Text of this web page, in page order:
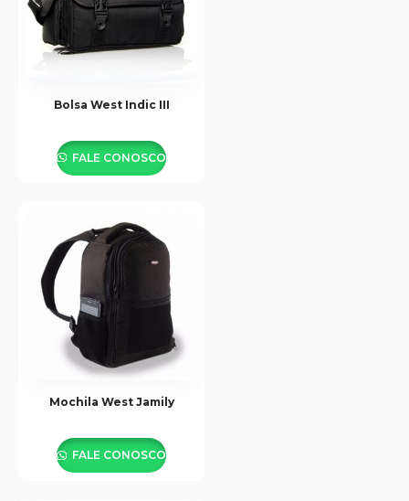
Bolsa West Indic III
FALE CONOSCO
Mochila West Jamily
FALE CONOSCO